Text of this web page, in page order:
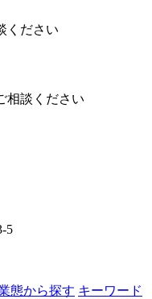
ください
相談ください
5
態から探す キーワード